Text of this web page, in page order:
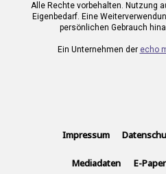
Alle Rechte vorbehalten. Nutzung
Eigenbedarf. Eine
persönlichen Gebrauch
Ein Unternehmen der echo
Impressum
Mediadaten E-Paper